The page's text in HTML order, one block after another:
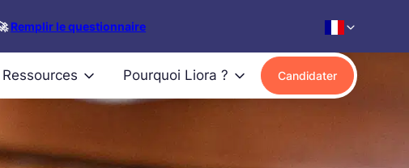
Remplir le questionnaire
Ressources Pourquoi Liora ? Candidater